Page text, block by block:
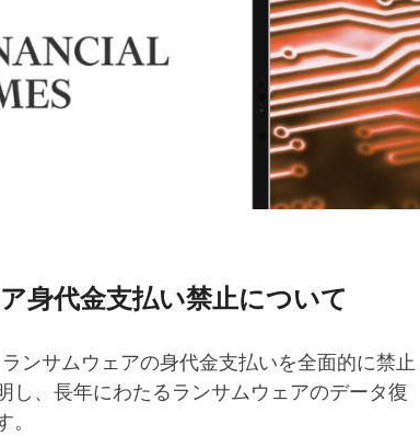
身代金支払い禁止について
ンサムウェアの身代金支払いを全面的に禁止
、長年にわたるランサムウェアのデータ復